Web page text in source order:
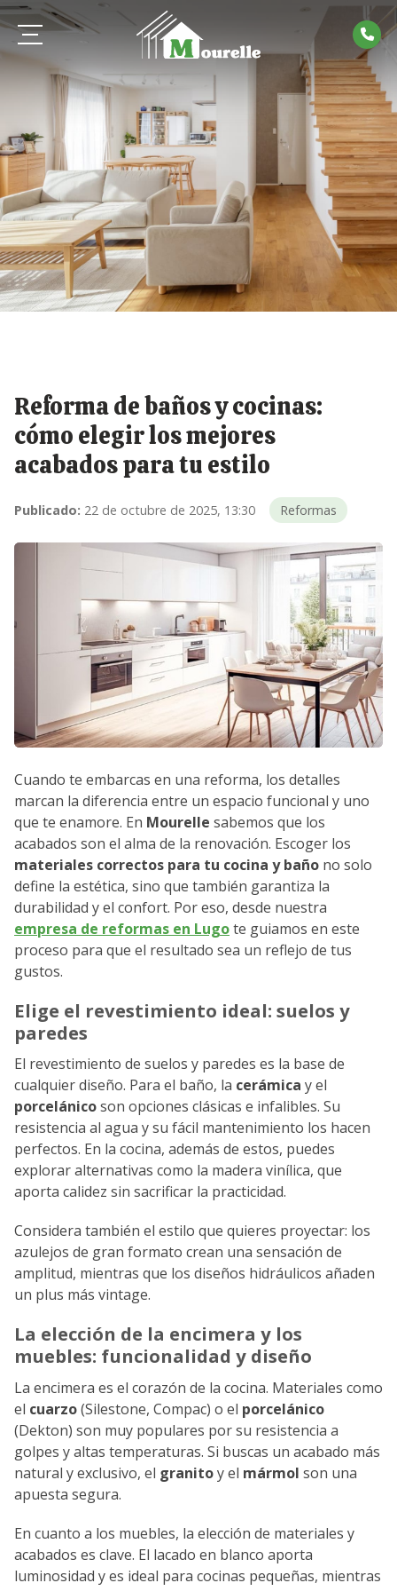
Reforma de baños y cocinas:
cómo elegir los mejores
acabados para tu estilo
Publicado: 22 de octubre de 2025, 13:30 Reformas
Cuando te embarcas en una reforma, los detalles
marcan la diferencia entre un espacio funcional y uno
que te enamore. En Mourelle sabemos que los
acabados son el alma de la renovación. Escoger los
materiales correctos para tu cocina y baño no solo
define la estética, sino que también garantiza la
durabilidad y el confort. Por eso, desde nuestra
empresa de reformas en Lugote guiamos en este
proceso para que el resultado sea un reflejo de tus
gustos.
Elige el revestimiento ideal: suelos y
paredes
El revestimiento de suelos y paredes es la base de
cualquier diseño. Para el baño, la cerámica y el
porcelánicoson opciones clásicas e infalibles. Su
resistencia al agua y su fácil mantenimiento los hacen
perfectos. En la cocina, además de estos, puedes
explorar alternativas como la madera vinílica, que
aporta calidez sin sacrificar la practicidad.
Considera también el estilo que quieres proyectar: los
azulejos de gran formato crean una sensación de
amplitud, mientras que los diseños hidráulicos añaden
un plus más vintage.
La elección de la encimera y los
muebles: funcionalidad y diseño
La encimera es el corazón de la cocina. Materiales como
el cuarzo(Silestone, Compac) o el porcelánico
(Dekton) son muy populares por su resistencia a
golpes y altas temperaturas. Si buscas un acabado más
natural y exclusivo, el granitoy el mármol son una
apuesta segura.
En cuanto a los muebles, la elección de materiales y
acabados es clave. El lacado en blanco aporta
luminosidad y es ideal para cocinas pequeñas, mientras